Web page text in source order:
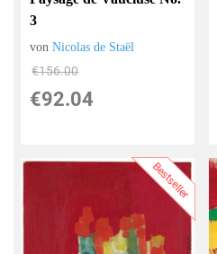
3
vonNicolas de Staël
€156.00
€92.04
Bestseller